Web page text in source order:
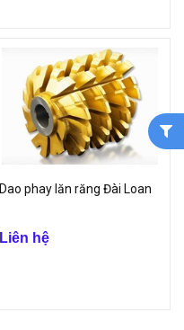
Dao phay lăn răng Đài Loan
Liên hệ